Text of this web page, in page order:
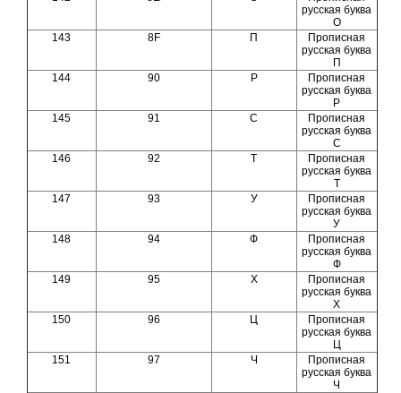
русская буква
О
143
8F П
Прописная
русская буква
П
144
90 Р
Прописная
русская буква
Р
145
91 С
Прописная
русская буква
С
146
92 Т
Прописная
русская буква
Т
147
93 У
Прописная
русская буква
У
148
94 Ф
Прописная
русская буква
Ф
149
95 Х
Прописная
русская буква
Х
150
96 Ц
Прописная
русская буква
Ц
151
97 Ч
Прописная
русская буква
Ч